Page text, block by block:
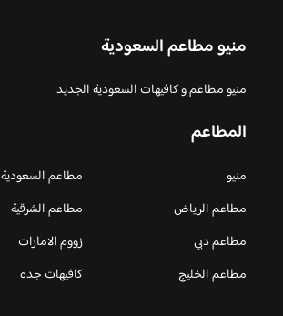
منيو مطاعم السعودية
منيو مطاعم و كافيهات السعودية الجديد
المطاعم
منيو
مطاعم السعودية
مطاعم الرياض
مطاعم الشرقية
مطاعم دبي
زووم الامارات
مطاعم الخليج
كافيهات جده